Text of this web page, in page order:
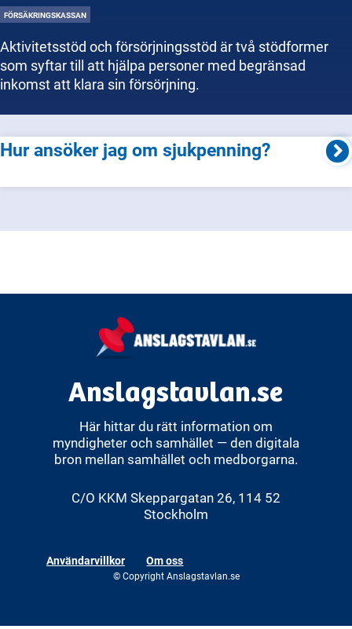
FÖRSÄKRINGSKASSAN
Aktivitetsstöd och försörjningsstöd är två stödformer
som syftar till att hjälpa personer med begränsad
inkomst att klara sin försörjning.
Hur ansöker jag om sjukpenning?
Anslagstavlan.se
Här hittar du rätt information om
myndigheter och samhället — den digitala
bron mellan samhället och medborgarna.
C/O KKM Skeppargatan 26, 114 52
Stockholm
Användarvillkor Om oss
© Copyright Anslagstavlan.se